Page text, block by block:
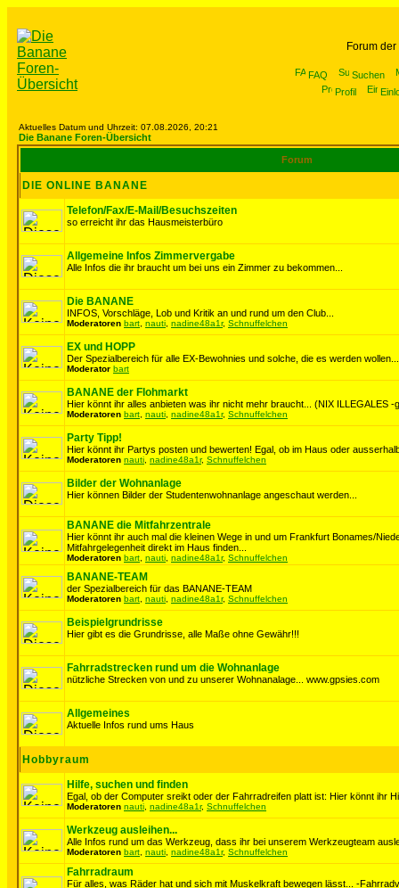
Forum
FAQ
Suchen
Profil
Aktuelles Datum und Uhrzeit: 07.08.2026, 20:21
Die Banane Foren-Übersicht
Forum
DIE ONLINE BANANE
Telefon/Fax/E-Mail/Besuchszeiten
so erreicht ihr das Hausmeisterbüro
Allgemeine Infos Zimmervergabe
Alle Infos die ihr braucht um bei uns ein Zimmer zu bekommen...
Die BANANE
INFOS, Vorschläge, Lob und Kritik an und rund um den Club...
Moderatoren bart nauti nadine48a1r, Schnuffelchen
EX und HOPP
Der Spezialbereich für alle EX-Bewohnies und solche, die es werden wollen...
Moderator bart
BANANE der Flohmarkt
Hier könnt ihr alles anbieten was ihr nicht mehr braucht... (NIX ILLEGALES -
Moderatoren bart nauti nadine48a1r, Schnuffelchen
Party Tipp!
Hier könnt ihr Partys posten und bewerten! Egal, ob im Haus oder
Moderatoren nauti nadine48a1r, Schnuffelchen
Bilder der Wohnanlage
Hier können Bilder der Studentenwohnanlage angeschaut werden...
BANANE die Mitfahrzentrale
Hier könnt ihr auch mal die kleinen Wege in und um Frankfurt Bonames/
Mitfahrgelegenheit direkt im Haus finden...
Moderatoren bart nauti nadine48a1r, Schnuffelchen
BANANE-TEAM
der Spezialbereich für das BANANE-TEAM
Moderatoren bart nauti nadine48a1r, Schnuffelchen
Beispielgrundrisse
Hier gibt es die Grundrisse, alle Maße ohne Gewähr!!!
Fahrradstrecken rund um die Wohnanlage
nützliche Strecken von und zu unserer Wohnanalage... www.gpsies.com
Allgemeines
Aktuelle Infos rund ums Haus
Hobbyraum
Hilfe, suchen und finden
Egal, ob der Computer sreikt oder der Fahrradreifen platt ist: Hier könnt ihr
Moderatoren nauti nadine48a1r, Schnuffelchen
Werkzeug ausleihen...
Alle Infos rund um das Werkzeug, dass ihr bei unserem Werkzeugteam
Moderatoren bart nauti nadine48a1r, Schnuffelchen
Fahrradraum
Für alles, was Räder hat und sich mit Muskelkraft bewegen lässt... -